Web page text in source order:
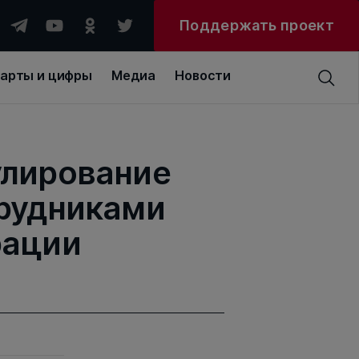
Поддержать проект
и цифры Медиа Новости